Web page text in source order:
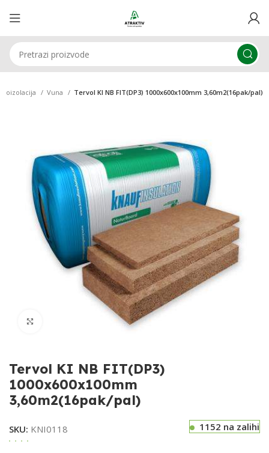
Vuna Tervol KI NB FIT(DP3) 1000x600x100mm 3,60m2(16pak/pal)
Klikni za uvećavanje
Tervol KI NB FIT(DP3)
1000x600x100mm
3,60m2(16pak/pal)
SKU: KNI0118 1152 na zalihi